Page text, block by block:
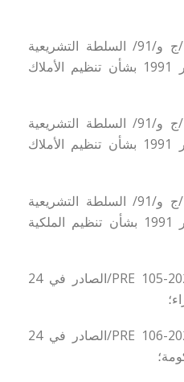
/ج و/91/ السلطة التشريعية
الصادر في 10 أكتوبر 1991 بشأن تنظيم الأملاك
/ج و/91/ السلطة التشريعية
الصادر في 10 أكتوبر 1991 بشأن تنظيم الأملاك
/ج و/91/ السلطة التشريعية
الصادر في 10 أكتوبر 1991 بشأن تنظيم الملكية
/PRE
الصادر في 24
/PRE
الصادر في 24